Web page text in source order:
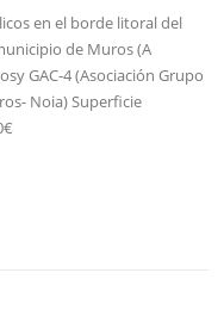
en el borde litoral del
de Muros (A
GAC-4 (Asociación Grupo
Noia) Superficie